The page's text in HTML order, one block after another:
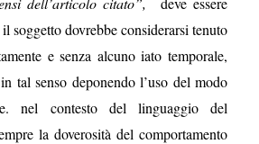
soggetto dovrebbe considerarsi tenuto
e senza alcuno iato temporale,
tal senso deponendo l’uso del modo
nel contesto del linguaggio del
la doverosità del comportamento